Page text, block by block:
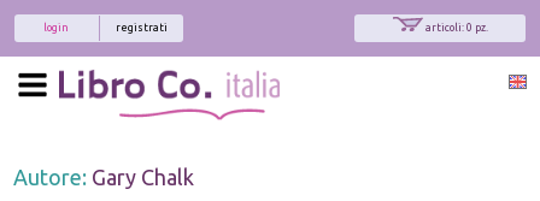
articoli: 0 pz.
registrati
login
Autore: Gary Chalk